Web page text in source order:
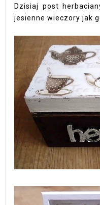
Dzisiaj post
jesienne wieczory jak